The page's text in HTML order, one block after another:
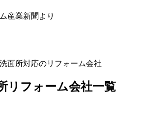
産業新聞より
面所対応のリフォーム会社
リフォーム会社一覧